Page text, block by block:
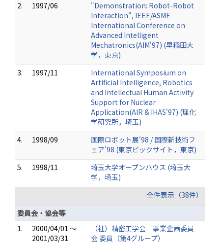
2.
1997/06
"Demonstration: Robot-Robot
Interaction", IEEE/ASME
International Conference on
Advanced Intelligent
Mechatronics(AIM'97) (早稲田大
学，東京)
3.
1997/11
International Symposium on
Artificial Intelligence, Robotics
and Intellectual Human Activity
Support for Nuclear
Application(AIR & IHAS'97) (理化
学研究所，埼玉)
4.
1998/09
国際ロボット展'98 / 国際新技術フ
ェア'98 (東京ビックサイト，東京)
5.
1998/11
埼玉大学オープンハウス (埼玉大
学，埼玉)
全件表示（38件）
委員会・協会等
1.
2000/04/01 ～
2001/03/31
（社）精密工学会 事業企画委員
会 委員（第4グループ）